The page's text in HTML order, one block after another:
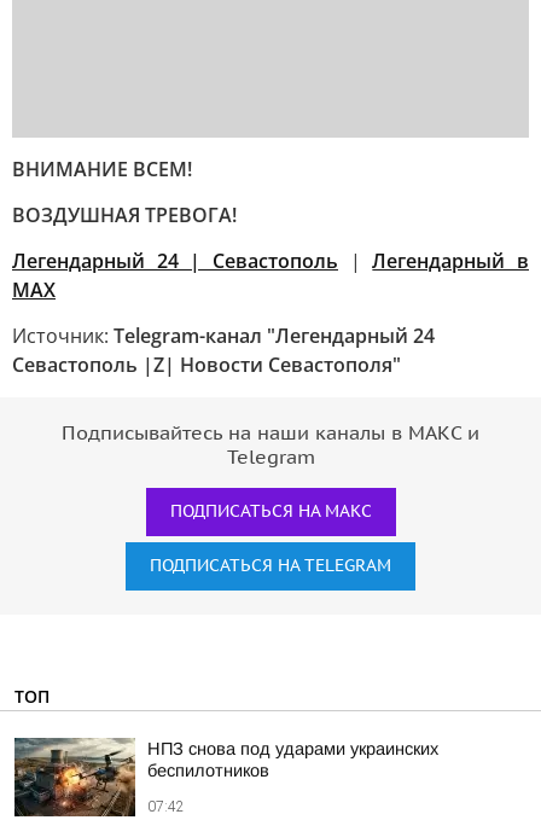
ВНИМАНИЕ ВСЕМ!
ВОЗДУШНАЯ ТРЕВОГА!
Легендарный 24 | Севастополь |Легендарный в
МАХ
Источник: Telegram-канал "Легендарный 24
Севастополь |Z| Новости Севастополя"
Подписывайтесь на наши каналы в МАКС и
Telegram
ПОДПИСАТЬСЯ НА МАКС
ПОДПИСАТЬСЯ НА TELEGRAM
ТОП
НПЗ снова под ударами украинских
беспилотников
07:42